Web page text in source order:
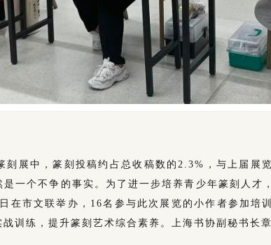
刻展中，篆刻投稿约占总收稿数的2.3%，与上届展
一个不争的事实。为了进一步培养青少年篆刻人才
在市文联举办，16名参与此次展览的小作者参加培
训练，提升篆刻艺术综合素养。上海书协副秘书长